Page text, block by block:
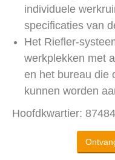
individuele
specificaties van
Het Riefler-
werkplekken met
en het bureau die
kunnen worden
Hoofdkwartier: